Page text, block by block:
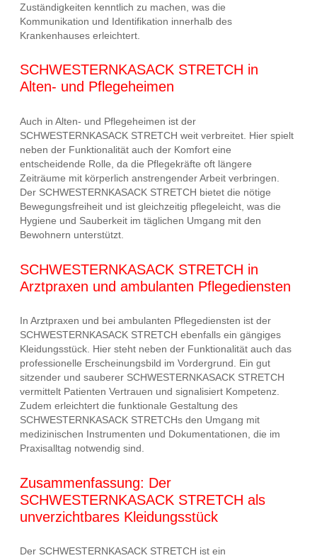
Zuständigkeiten kenntlich zu machen, was die
Kommunikation und Identifikation innerhalb des
Krankenhauses erleichtert.
SCHWESTERNKASACK STRETCH in
Alten- und Pflegeheimen
Auch in Alten- und Pflegeheimen ist der
SCHWESTERNKASACK STRETCH weit verbreitet. Hier spielt
neben der Funktionalität auch der Komfort eine
entscheidende Rolle, da die Pflegekräfte oft längere
Zeiträume mit körperlich anstrengender Arbeit verbringen.
Der SCHWESTERNKASACK STRETCH bietet die nötige
Bewegungsfreiheit und ist gleichzeitig pflegeleicht, was die
Hygiene und Sauberkeit im täglichen Umgang mit den
Bewohnern unterstützt.
SCHWESTERNKASACK STRETCH in
Arztpraxen und ambulanten Pflegediensten
In Arztpraxen und bei ambulanten Pflegediensten ist der
SCHWESTERNKASACK STRETCH ebenfalls ein gängiges
Kleidungsstück. Hier steht neben der Funktionalität auch das
professionelle Erscheinungsbild im Vordergrund. Ein gut
sitzender und sauberer SCHWESTERNKASACK STRETCH
vermittelt Patienten Vertrauen und signalisiert Kompetenz.
Zudem erleichtert die funktionale Gestaltung des
SCHWESTERNKASACK STRETCHs den Umgang mit
medizinischen Instrumenten und Dokumentationen, die im
Praxisalltag notwendig sind.
Zusammenfassung: Der
SCHWESTERNKASACK STRETCH als
unverzichtbares Kleidungsstück
Der SCHWESTERNKASACK STRETCH ist ein